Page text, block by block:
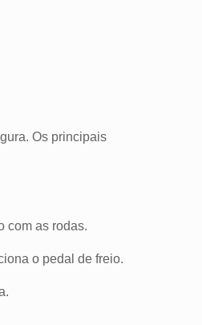
Os principais
com as rodas.
o pedal de freio.